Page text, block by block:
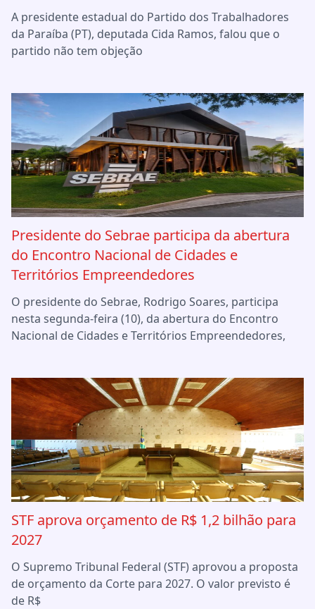
A presidente estadual do Partido dos Trabalhadores
da Paraíba (PT), deputada Cida Ramos, falou que o
partido não tem objeção
Presidente do Sebrae participa da abertura
do Encontro Nacional de Cidades e
Territórios Empreendedores
O presidente do Sebrae, Rodrigo Soares, participa
nesta segunda-feira (10), da abertura do Encontro
Nacional de Cidades e Territórios Empreendedores,
STF aprova orçamento de R$ 1,2 bilhão para
2027
O Supremo Tribunal Federal (STF) aprovou a proposta
de orçamento da Corte para 2027. O valor previsto é
de R$